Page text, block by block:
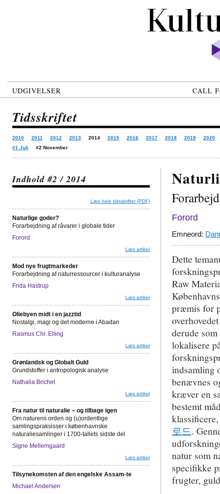
UDGIVELSER CALL
Tidsskriftet
2010 2011 2012 2013 2014 2015 2016 2017 2018 2019
2020
#1 Juli
#2 November
Indhold #2 / 2014
Læs hele tidsskriftet (PDF)
Naturlige goder?
Forarbejdning af råvarer i globale tider
Forord
Læs artikel
Mod nye frugtmarkeder
Forarbejdning af naturressourcer i kulturanalyse
Frida Hastrup
Læs artikel
Oliebyen midt i en jazztid
Nostalgi, magi og det moderne i Abadan
Rasmus Chr. Elling
Læs artikel
Grønlandsk og Globalt Guld
Grundstoffer i antropologisk analyse
Nathalia Brichet
Læs artikel
Fra natur til naturalie – og tilbage igen
Om naturens orden og (u)ordentlige
samlingspraksisser i københavnske
naturaliesamlinger i 1700-tallets sidste del
Signe Mellemgaard
Læs artikel
Tilsynekomsten af den engelske Assam-te
Michael Andersen
Forord
Emneord:
Dette
Raw
præmis for
derude
lokalisere
indsamling
benævnes
kræver en
bestemt
로드.
natur som
specifikke
frugter,